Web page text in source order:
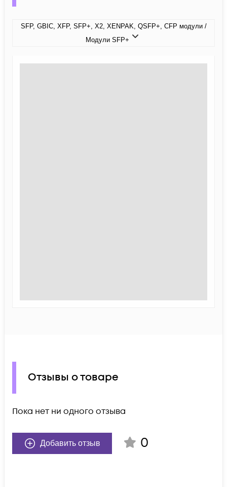
SFP, GBIC, XFP, SFP+, X2, XENPAK, QSFP+, CFP модули /
Модули SFP+
Отзывы о товаре
Пока нет ни одного отзыва
Добавить отзыв 0